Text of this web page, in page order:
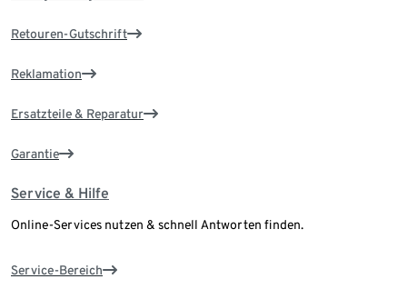
Retouren-Gutschrift
Reklamation
Ersatzteile & Reparatur
Garantie
Service & Hilfe
Online-Services nutzen & schnell Antworten finden.
Service-Bereich